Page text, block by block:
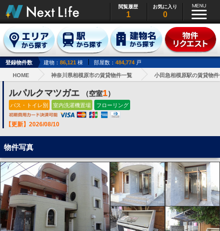
閲覧履歴
1
お気に入り
0
登録物件数 建物： 86,121 棟 部屋数： 484,774 戸
HOME 神奈川県相模原市の賃貸物件一覧 小田急相模原駅の賃貸物件
ルパルクマツガエ （空室1）
バス・トイレ別 室内洗濯機置場 フローリング
【更新】2026/08/10
物件写真